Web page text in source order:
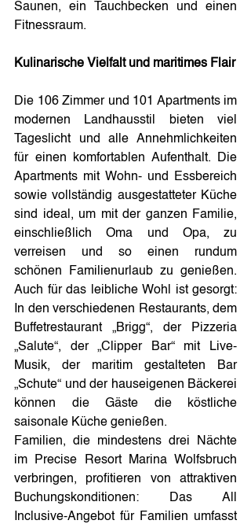
Saunen, ein Tauchbecken und einen
Fitnessraum.
Kulinarische Vielfalt und maritimes Flair
Die 106 Zimmer und 101 Apartments im
modernen Landhausstil bieten viel
Tageslicht und alle Annehmlichkeiten
für einen komfortablen Aufenthalt. Die
Apartments mit Wohn- und Essbereich
sowie vollständig ausgestatteter Küche
sind ideal, um mit der ganzen Familie,
einschließlich Oma und Opa, zu
verreisen und so einen rundum
schönen Familienurlaub zu genießen.
Auch für das leibliche Wohl ist gesorgt:
In den verschiedenen Restaurants, dem
Buffetrestaurant „Brigg“, der Pizzeria
„Salute“, der „Clipper Bar“ mit Live-
Musik, der maritim gestalteten Bar
„Schute“ und der hauseigenen Bäckerei
können die Gäste die köstliche
saisonale Küche genießen.
Familien, die mindestens drei Nächte
im Precise Resort Marina Wolfsbruch
verbringen, profitieren von attraktiven
Buchungskonditionen: Das All
Inclusive-Angebot für Familien umfasst